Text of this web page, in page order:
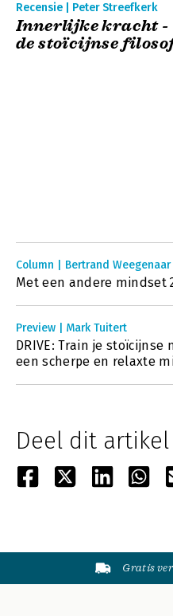
Recensie | Peter Streefkerk
Innerlijke kracht -
de stoïcijnse
Column | Bertrand Weegenaar
Met een andere mindset
Preview | Mark Tuitert
DRIVE: Train je
een scherpe en relaxte
Deel dit artikel
Gratis